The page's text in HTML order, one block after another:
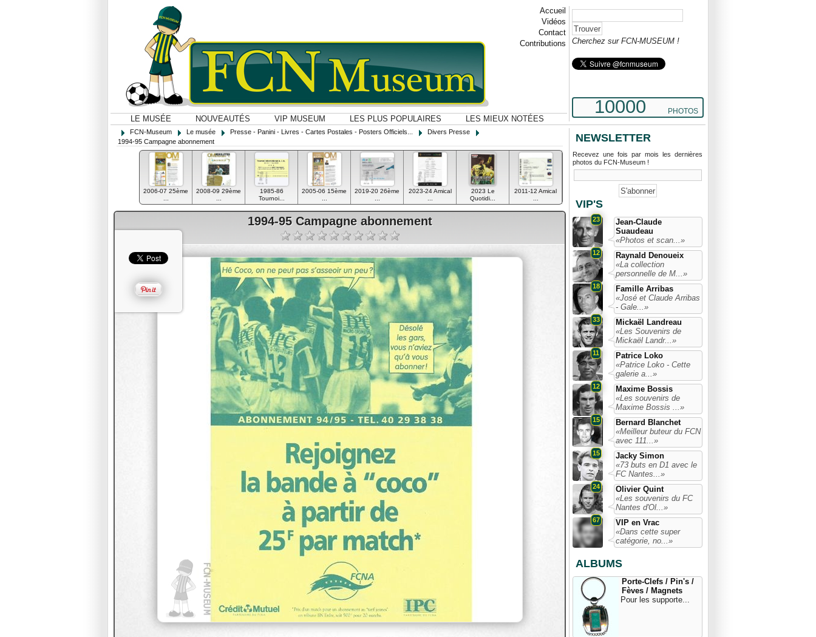
Accueil
Vidéos
Contact
Contributions
LE MUSÉE NOUVEAUTÉS VIP MUSEUM LES PLUS POPULAIRES LES MIEUX NOTÉES
Cherchez sur FCN-MUSEUM !
10000 PHOTOS
FCN-Museum Le musée Presse - Panini - Livres - Cartes Postales - Posters Officiels...
Divers Presse
1994-95 Campagne abonnement
2006-07 25ème
2008-09 29ème
1985-86
Tournoi...
2005-06 15ème
2019-20 26ème
2023-24 Amical
2023 Le
Quotidi...
2011-12 Amical
1994-95 Campagne abonnement
NEWSLETTER
Recevez une fois par mois les dernières
photos du FCN-Museum !
VIP'S
23
Jean-Claude
Suaudeau
«Photos et scan...»
12
Raynald Denoueix
«La collection
personnelle de M...»
18
Famille Arribas
«José et Claude Arribas
- Gale...»
33
Mickaël Landreau
«Les Souvenirs de
Mickaël Landr...»
11
Patrice Loko
«Patrice Loko - Cette
galerie a...»
12
Maxime Bossis
«Les souvenirs de
Maxime Bossis ...»
15
Bernard Blanchet
«Meilleur buteur du FCN
avec 111...»
15
Jacky Simon
«73 buts en D1 avec le
FC Nantes...»
24
Olivier Quint
«Les souvenirs du FC
Nantes d'Ol...»
67
VIP en Vrac
«Dans cette super
catégorie, no...»
ALBUMS
Porte-Clefs / Pin's /
Fèves / Magnets
Pour les supporte...